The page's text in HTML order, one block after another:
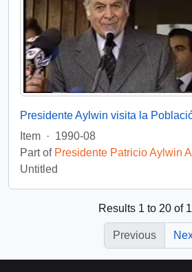
Item · 1990-08
Part of Presidente Patricio Aylwin
Untitled
Results 1 to 20 of
Previous